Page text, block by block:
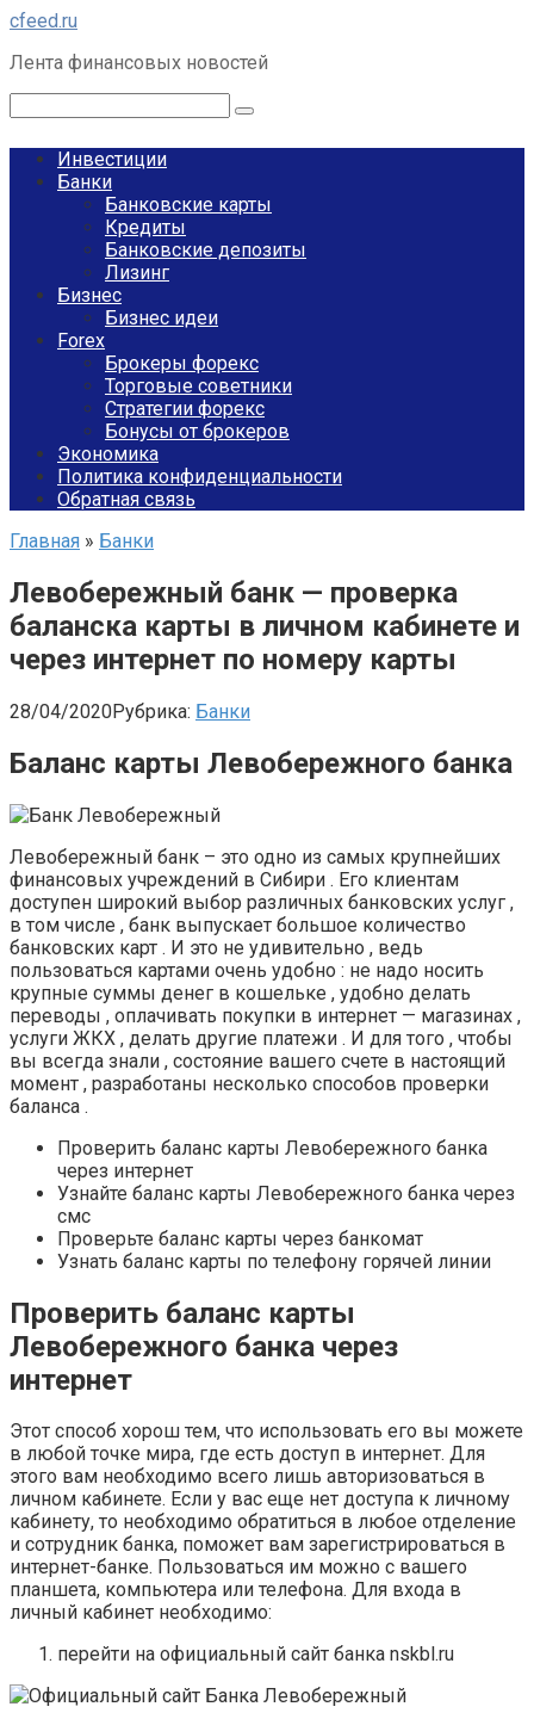
Перейти
контенту
cfeed.ru
Лента финансовых новостей
Инвестиции
Банки
Банковские карты
Кредиты
Банковские депозиты
Лизинг
Бизнес
Бизнес идеи
Forex
Брокеры форекс
Торговые советники
Стратегии форекс
Бонусы от брокеров
Экономика
Политика конфиденциальности
Обратная связь
Главная » Банки
Левобережный банк — проверка
баланска карты в личном кабинете и
через интернет по номеру карты
28/04/2020Рубрика: Банки
Баланс карты Левобережного банка
Левобережный банк – это одно из самых крупнейших
финансовых учреждений в Сибири . Его клиентам
доступен широкий выбор различных банковских услуг ,
в том числе , банк выпускает большое количество
банковских карт . И это не удивительно , ведь
пользоваться картами очень удобно : не надо носить
крупные суммы денег в кошельке , удобно делать
переводы , оплачивать покупки в интернет — магазинах ,
услуги ЖКХ , делать другие платежи . И для того , чтобы
вы всегда знали , состояние вашего счете в настоящий
момент , разработаны несколько способов проверки
баланса .
Проверить баланс карты Левобережного банка
через интернет
Узнайте баланс карты Левобережного банка через
смс
Проверьте баланс карты через банкомат
Узнать баланс карты по телефону горячей линии
Проверить баланс карты
Левобережного банка через
интернет
Этот способ хорош тем, что использовать его вы можете
в любой точке мира, где есть доступ в интернет. Для
этого вам необходимо всего лишь авторизоваться в
личном кабинете. Если у вас еще нет доступа к личному
кабинету, то необходимо обратиться в любое отделение
и сотрудник банка, поможет вам зарегистрироваться в
интернет-банке. Пользоваться им можно с вашего
планшета, компьютера или телефона. Для входа в
личный кабинет необходимо:
перейти на официальный сайт банка nskbl.ru